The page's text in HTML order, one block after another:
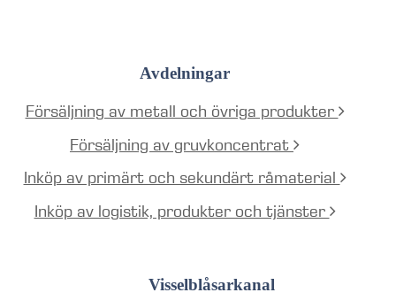
Avdelningar
Försäljning av metall och övriga produkter
Försäljning av gruvkoncentrat
Inköp av primärt och sekundärt råmaterial
Inköp av logistik, produkter och tjänster
Visselblåsarkanal